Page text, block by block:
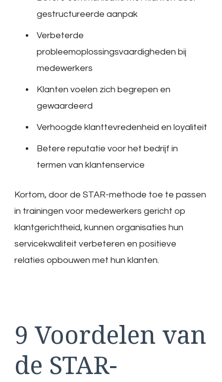
gestructureerde aanpak
Verbeterde
probleemoplossingsvaardigheden bij
medewerkers
Klanten voelen zich begrepen en
gewaardeerd
Verhoogde klanttevredenheid en loyaliteit
Betere reputatie voor het bedrijf in
termen van klantenservice
Kortom, door de STAR-methode toe te passen
in trainingen voor medewerkers gericht op
klantgerichtheid, kunnen organisaties hun
servicekwaliteit verbeteren en positieve
relaties opbouwen met hun klanten.
9 Voordelen van
de STAR-